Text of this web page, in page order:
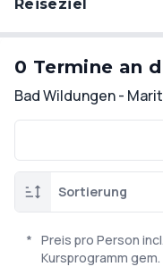
Reiseziel
0 Termine an
Bad Wildungen -
Sortierung
* Preis pro Person
Kursprogramm